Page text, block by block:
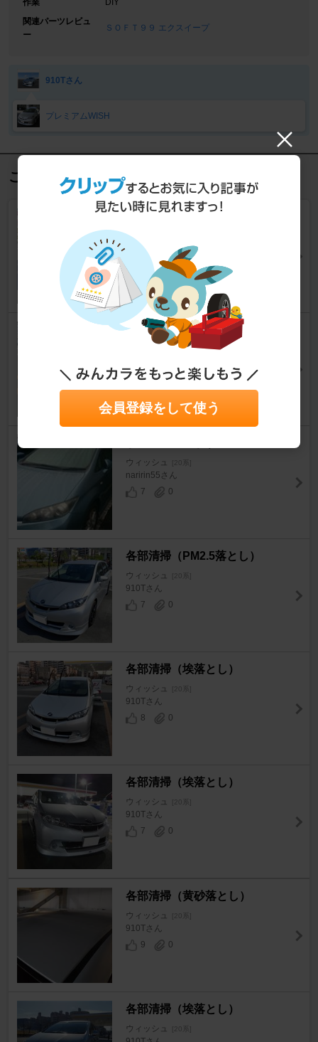
作業
DIY
関連パーツレビュ
ー
ＳＯＦＴ９９ エクスイープ
910Tさん
プレミアムWISH
この記事を見た人におすすめ
各部清掃（埃落とし）
ウィッシュ
910Tさん
0
各部清掃（埃落とし）
[20系]
9
0
ウィッシュ [20系]
naririn55さん
7
0
各部清掃（PM2.5落とし）
ウィッシュ [20系]
910Tさん
7
0
各部清掃（埃落とし）
ウィッシュ [20系]
910Tさん
8
0
各部清掃（埃落とし）
ウィッシュ [20系]
910Tさん
7
0
各部清掃（黄砂落とし）
ウィッシュ [20系]
910Tさん
9
0
各部清掃（埃落とし）
ウィッシュ [20系]
会員登録をして使う